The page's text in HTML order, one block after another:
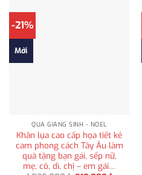
-21%
Mới
QUÀ GIÁNG SINH - NOEL
Khăn lụa cao cấp họa tiết kẻ
cam phong cách Tây Âu làm
quà tặng bạn gái, sếp nữ,
mẹ, cô, dì, chị – em gái…